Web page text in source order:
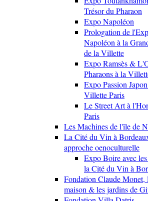
Trésor du Pharaon
Expo Napoléon
Prologation de
Napoléon à la
de la Villette
Expo Ramsès &
Pharaons à la
Expo Passion
Villette Paris
Le Street Art à
Paris
Les Machines de l'île de
La Cité du Vin à
approche oenoculturelle
Expo Boire avec
la Cité du Vin à
Fondation Claude Monet,
maison & les jardins de